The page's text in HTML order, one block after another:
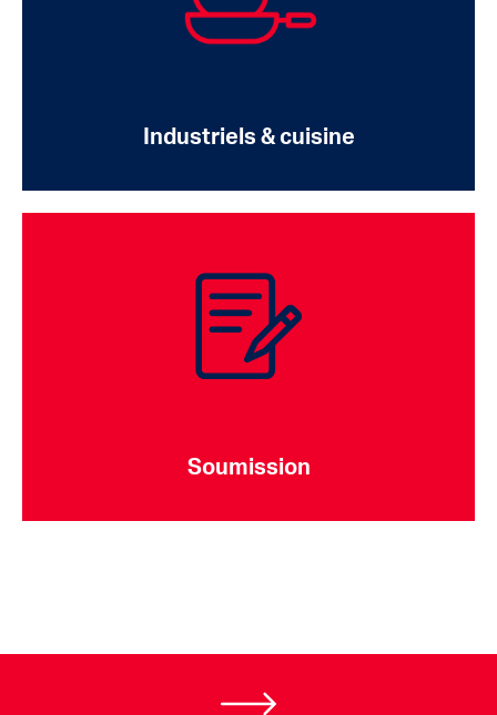
Industriels & cuisine
Soumission